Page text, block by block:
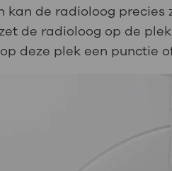
kan de radioloog
de radioloog op de
deze plek een punctie